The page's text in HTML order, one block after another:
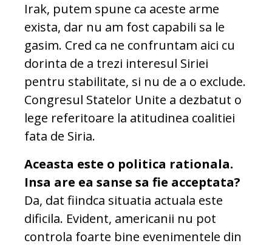
Irak, putem spune ca aceste arme
exista, dar nu am fost capabili sa le
gasim. Cred ca ne confruntam aici cu
dorinta de a trezi interesul Siriei
pentru stabilitate, si nu de a o exclude.
Congresul Statelor Unite a dezbatut o
lege referitoare la atitudinea coalitiei
fata de Siria.
Aceasta este o politica rationala.
Insa are ea sanse sa fie acceptata?
Da, dat fiindca situatia actuala este
dificila. Evident, americanii nu pot
controla foarte bine evenimentele din